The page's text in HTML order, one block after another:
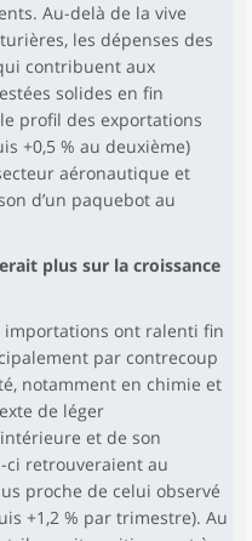
Au-delà de la vive
les dépenses des
contribuent aux
solides en fin
profil des exportations
+0,5 % au deuxième)
aéronautique et
d’un paquebot au
plus sur la croissance
importations ont ralenti fin
par contrecoup
notamment en chimie et
de léger
et de son
ci retrouveraient au
proche de celui observé
+1,2 % par trimestre). Au